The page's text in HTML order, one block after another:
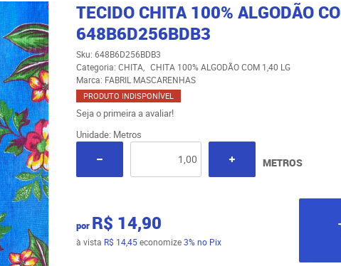
TECIDO CHITA 100% ALGODÃO
648B6D256BDB3
Sku: 648B6D256BDB3
Categoria: CHITA
CHITA 100% ALGODÃO COM 1,40 LG
Marca: FABRIL MASCARENHAS
PRODUTO INDISPONÍVEL
Seja o primeira a avaliar!
Unidade: Metros
METROS
por R$ 14,90
à vista R$ 14,45economize3% no Pix